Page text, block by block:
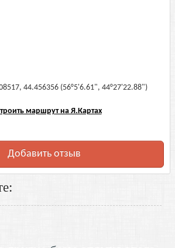
44.456356 (56°5'6.61", 44°27'22.88")
маршрут на Я.Картах
Добавить отзыв